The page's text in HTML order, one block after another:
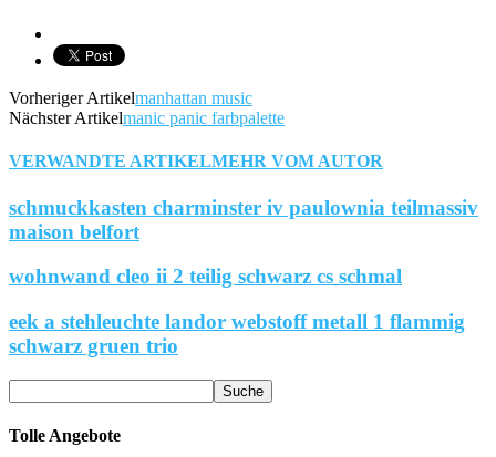
Vorheriger Artikelmanhattan music
Nächster Artikelmanic panic farbpalette
VERWANDTE ARTIKELMEHR VOM AUTOR
schmuckkasten charminster iv paulownia teilmassiv
maison belfort
wohnwand cleo ii 2 teilig schwarz cs schmal
eek a stehleuchte landor webstoff metall 1 flammig
schwarz gruen trio
Tolle Angebote